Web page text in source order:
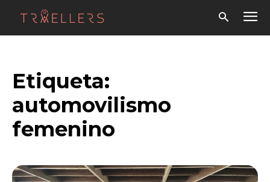
Etiqueta:
automovilismo
femenino